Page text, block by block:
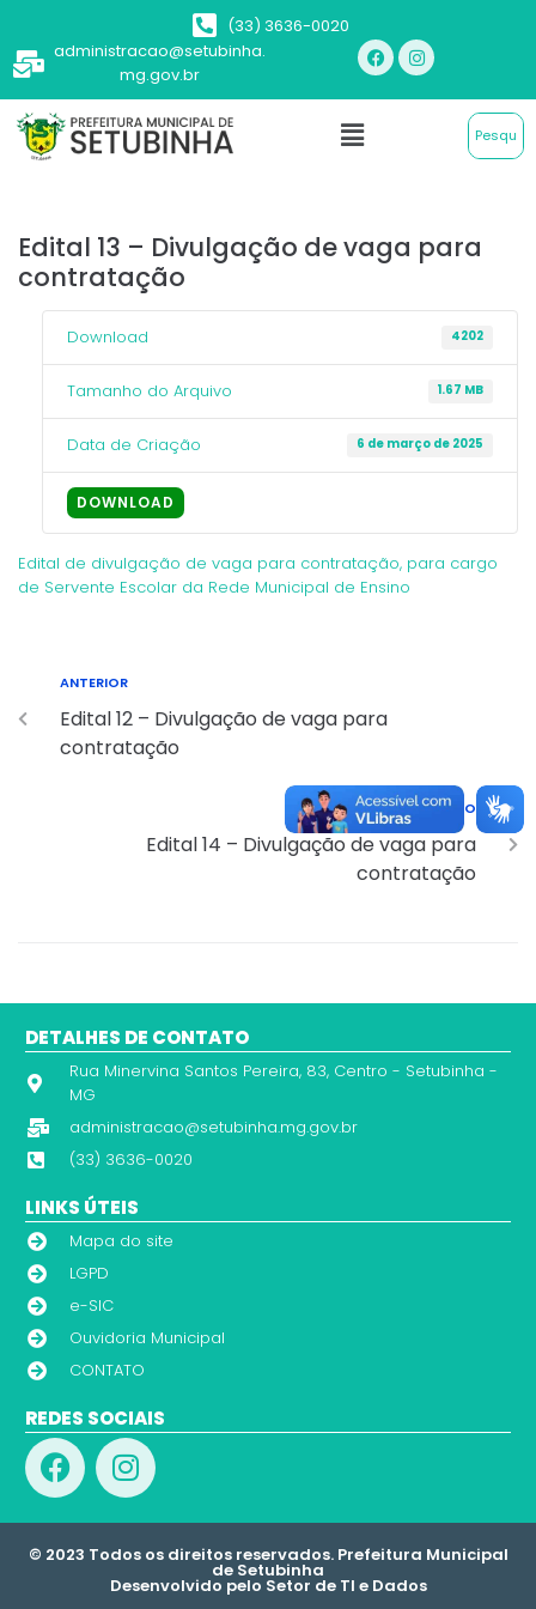
(33) 3636-0020
administracao@setubinha.
mg.gov.br
Edital 13 – Divulgação de vaga para
contratação
Download 4202
Tamanho do Arquivo 1.67 MB
Data de Criação 6 de março de 2025
DOWNLOAD
Edital de divulgação de vaga para contratação, para cargo
de Servente Escolar da Rede Municipal de Ensino
ANTERIOR
Edital 12 – Divulgação de vaga para
contratação
PRÓXIMO
Edital 14 – Divulgação de vaga para
contratação
DETALHES DE CONTATO
Rua Minervina Santos Pereira, 83, Centro - Setubinha -
MG
administracao@setubinha.mg.gov.br
(33) 3636-0020
LINKS ÚTEIS
Mapa do site
LGPD
e-SIC
Ouvidoria Municipal
CONTATO
REDES SOCIAIS
© 2023 Todos os direitos reservados. Prefeitura Municipal
de Setubinha
Desenvolvido pelo Setor de TI e Dados